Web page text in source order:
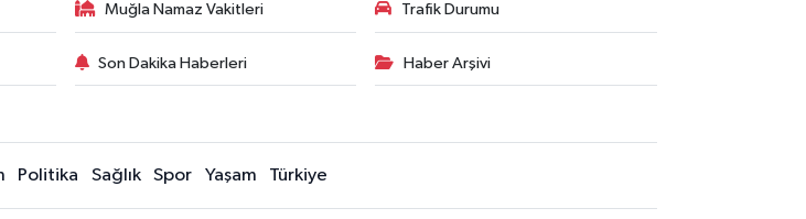
Muğla Namaz Vakitleri Trafik Durumu
Son Dakika Haberleri Haber Arşivi
Politika Sağlık Spor Yaşam Türkiye